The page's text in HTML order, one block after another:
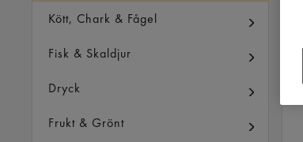
Kött, Chark & Fågel
Fisk & Skaldjur
Dryck
Frukt & Grönt